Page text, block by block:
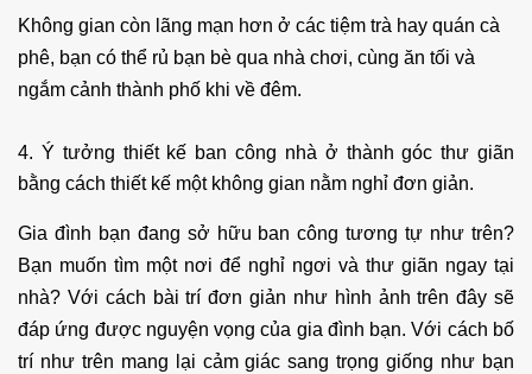
Không gian còn lãng mạn hơn ở các tiệm trà hay quán cà
phê, bạn có thể rủ bạn bè qua nhà chơi, cùng ăn tối và
ngắm cảnh thành phố khi về đêm.
4. Ý tưởng thiết kế ban công nhà ở thành góc thư giãn
bằng cách thiết kế một không gian nằm nghỉ đơn giản.
Gia đình bạn đang sở hữu ban công tương tự như trên?
Bạn muốn tìm một nơi để nghỉ ngơi và thư giãn ngay tại
nhà? Với cách bài trí đơn giản như hình ảnh trên đây sẽ
đáp ứng được nguyện vọng của gia đình bạn. Với cách bố
trí như trên mang lại cảm giác sang trọng giống như bạn